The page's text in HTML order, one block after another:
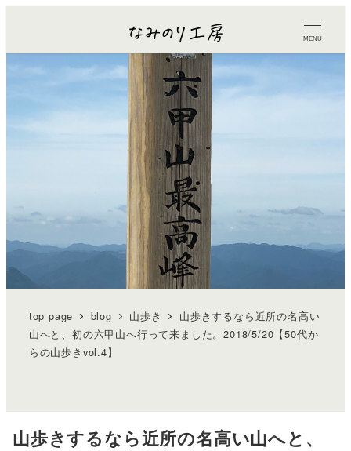
MENU
top page blog 山歩き
山歩きするなら近所の名高い
山へと、初の六甲山へ行って来ました。2018/5/20【50代か
らの山歩きvol.4】
山歩きするなら近所の名高い山へと、